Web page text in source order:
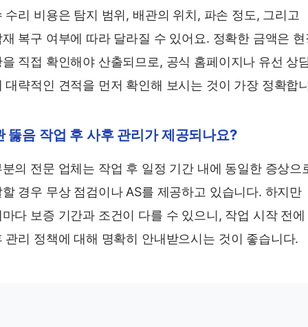
수리 비용은 탐지 범위, 배관의 위치, 파손 정도, 그리고
복구 여부에 따라 달라질 수 있어요. 정확한 금액은 현
직접 확인해야 산출되므로, 공식 홈페이지나 유선 상
대략적인 견적을 먼저 확인해 보시는 것이 가장 정확합
뚫음 작업 후 사후 관리가 제공되나요?
의 전문 업체는 작업 후 일정 기간 내에 동일한 증상으
경우 무상 점검이나 AS를 제공하고 있습니다. 하지만
다 보증 기간과 조건이 다를 수 있으니, 작업 시작 전에
관리 정책에 대해 명확히 안내받으시는 것이 좋습니다.